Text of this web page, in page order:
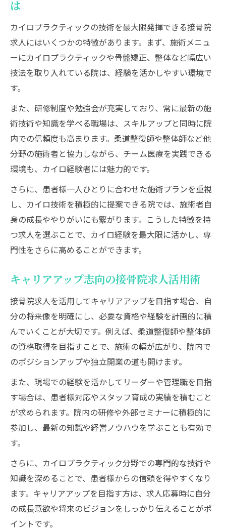
施術の法的位置づけを知ることで得られる
安心感
接骨院求人で必須の法的知識とカイロ施術
カイロと接骨院求人の法的位置づけの違い
は
カイロプラクティックの技術を最大限発揮できる接骨院
求人にはいくつかの特徴があります。まず、施術メニュ
ーにカイロプラクティックや骨盤矯正、整体など幅広い
技法を取り入れている院は、経験を活かしやすい環境で
す。
また、研修制度や勉強会が充実しており、常に最新の施
術技術や知識を学べる職場は、スキルアップと同時に院
内での信頼度も高まります。柔道整復師や整体師など他
分野の施術者と協力しながら、チーム医療を実践できる
環境も、カイロ経験者には魅力的です。
さらに、患者様一人ひとりに合わせた施術プランを重視
し、カイロ技術を積極的に提案できる院では、施術者自
身の成長ややりがいにも繋がります。こうした特徴を持
つ求人を選ぶことで、カイロ経験を最大限に活かし、専
門性をさらに高めることができます。
キャリアアップ志向の接骨院求人活用術
接骨院求人を活用してキャリアアップを目指す場合、自
分の将来像を明確にし、必要な資格や経験を計画的に積
んでいくことが大切です。例えば、柔道整復師や整体師
の資格取得を目指すことで、施術の幅が広がり、院内で
のポジションアップや独立開業の道も開けます。
また、現場での経験を活かしてリーダーや管理職を目指
す場合は、患者様対応やスタッフ育成の実績を積むこと
が求められます。院内の研修や外部セミナーに積極的に
参加し、最新の知識や経営ノウハウを学ぶことも有効で
す。
さらに、カイロプラクティック分野での専門的な技術や
知識を深めることで、患者様からの信頼を得やすくなり
ます。キャリアアップを目指す方は、求人応募時に自分
の成長意欲や将来のビジョンをしっかり伝えることがポ
イントです。